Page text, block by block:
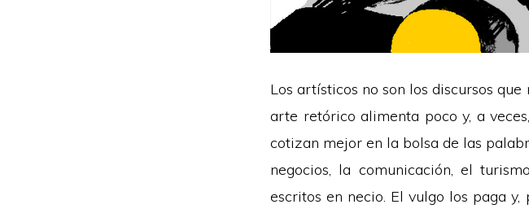
Los artísticos no son los discursos
arte retórico alimenta poco y, a
cotizan mejor en la bolsa de las
negocios, la comunicación, el
escritos en necio. El vulgo los paga